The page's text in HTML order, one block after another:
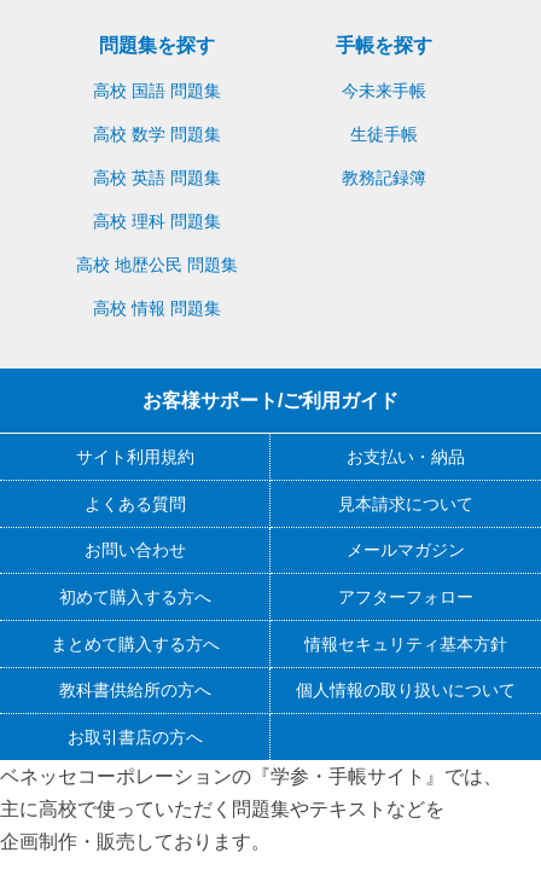
問題集を探す
高校 国語 問題集
高校 数学 問題集
高校 英語 問題集
高校 理科 問題集
高校 地歴公民 問題集
高校 情報 問題集
手帳を探す
今未来手帳
生徒手帳
教務記録簿
お客様サポート/ご利用ガイド
サイト利用規約 お支払い・納品
よくある質問 見本請求について
お問い合わせ メールマガジン
初めて購入する方へ アフターフォロー
まとめて購入する方へ 情報セキュリティ基本方針
教科書供給所の方へ 個人情報の取り扱いについて
お取引書店の方へ
ベネッセコーポレーションの『学参・手帳サイト』 では、
主に高校で使っていただく問題集やテキストなどを
企画制作・販売しております。